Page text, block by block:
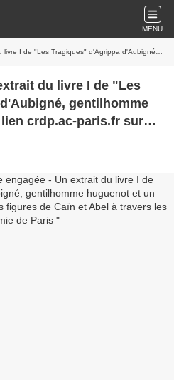
MENU
et un super lien crdp.ac-paris.fr sur les figures de Caïn et Abel à travers les âges : Textes fondateurs académie de Paris
du livre I de "Les
gentilhomme
sur
à travers les âges :
de Paris